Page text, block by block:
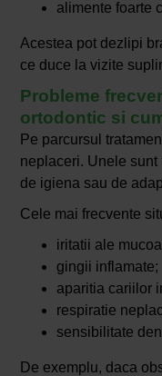
alimente foarte
Acestea pot dezlipi
ce duce la vizite
Probleme
ortodontic si
Pe parcursul
neplaceri. Unele
de igiena sau de
Cele mai frecvente
iritatii ale
gingii inflamate;
aparitia cariilor
respiratie
sensibilitate
De exemplu, daca